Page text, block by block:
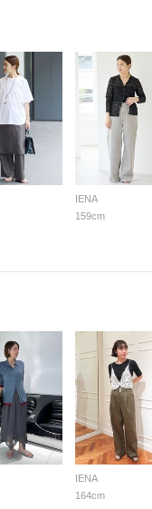
IENA
159cm
IENA
164cm